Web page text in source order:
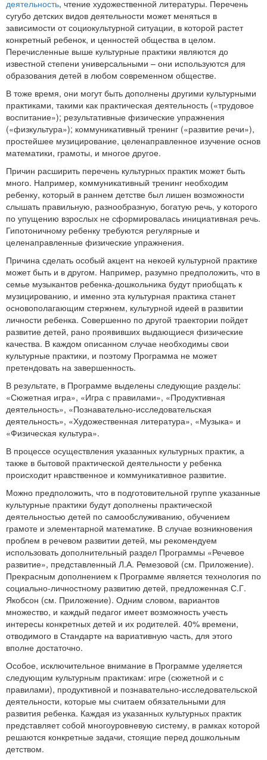
деятельность, чтение художественной литературы. Перечень
сугубо детских видов деятельности может меняться в
зависимости от социокультурной ситуации, в которой растет
конкретный ребенок, и ценностей общества в целом.
Перечисленные выше культурные практики являются до
известной степени универсальными – они используются для
образования детей в любом современном обществе.
В тоже время, они могут быть дополнены другими культурными
практиками, такими как практическая деятельность («трудовое
воспитание»); результативные физические упражнения
(«физкультура»); коммуникативный тренинг («развитие речи»),
простейшее музицирование, целенаправленное изучение основ
математики, грамоты, и многое другое.
Причин расширить перечень культурных практик может быть
много. Например, коммуникативный тренинг необходим
ребенку, который в раннем детстве был лишен возможности
слышать правильную, разнообразную, богатую речь, у которого
по упущению взрослых не сформировалась инициативная речь.
Гипотоничному ребенку требуются регулярные и
целенаправленные физические упражнения.
Причина сделать особый акцент на некоей культурной практике
может быть и в другом. Например, разумно предположить, что в
семье музыкантов ребенка-дошкольника будут приобщать к
музицированию, и именно эта культурная практика станет
основополагающим стержнем, культурной идеей в развитии
личности ребенка. Совершенно по другой траектории пойдет
развитие детей, рано проявивших выдающиеся физические
качества. В каждом описанном случае необходимы свои
культурные практики, и поэтому Программа не может
претендовать на завершенность.
В результате, в Программе выделены следующие разделы:
«Сюжетная игра», «Игра с правилами», «Продуктивная
деятельность», «Познавательно-исследовательская
деятельность», «Художественная литература», «Музыка» и
«Физическая культура».
В процессе осуществления указанных культурных практик, а
также в бытовой практической деятельности у ребенка
происходит нравственное и коммуникативное развитие.
Можно предположить, что в подготовительной группе указанные
культурные практики будут дополнены практической
деятельностью детей по самообслуживанию, обучением
грамоте и элементарной математике. В случае возникновения
проблем в речевом развитии детей, мы рекомендуем
использовать дополнительный раздел Программы «Речевое
развитие», представленный Л.А. Ремезовой (см. Приложение).
Прекрасным дополнением к Программе является технология по
социально-личностному развитию детей, предложенная С.Г.
Якобсон (см. Приложение). Одним словом, вариантов
множество, и каждый педагог имеет возможность учесть
интересы конкретных детей и их родителей. 40% времени,
отводимого в Стандарте на вариативную часть, для этого
вполне достаточно.
Особое, исключительное внимание в Программе уделяется
следующим культурным практикам: игре (сюжетной и с
правилами), продуктивной и познавательно-исследовательской
деятельности, которые мы считаем обязательными для
развития ребенка. Каждая из указанных культурных практик
представляет собой многоуровневую систему, в рамках которой
решаются конкретные задачи, стоящие перед дошкольным
детством.